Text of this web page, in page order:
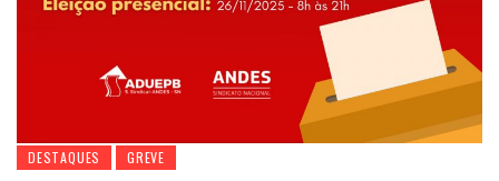
DESTAQUES GREVE